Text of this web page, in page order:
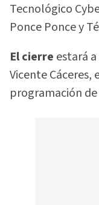
Tecnológico
Ponce Ponce y
El cierre estará
Vicente Cáceres,
programación